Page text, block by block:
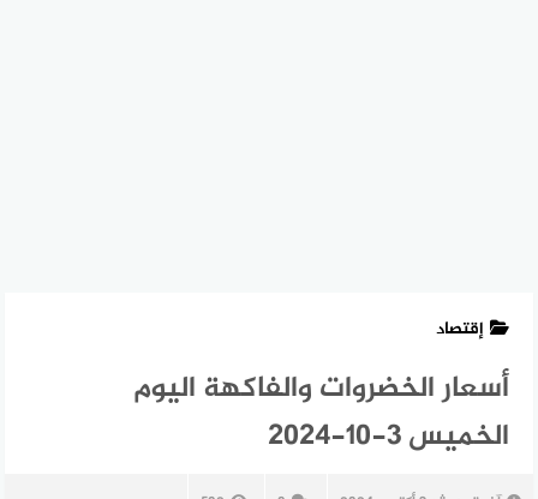
إقتصاد
أسعار الخضروات والفاكهة اليوم
الخميس 3-10-2024